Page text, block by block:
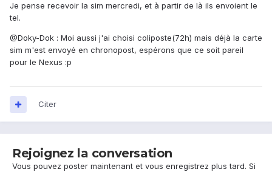
Je pense recevoir la sim mercredi, et à partir de là ils envoient le
tel.
@Doky-Dok : Moi aussi j'ai choisi coliposte(72h) mais déjà la carte
sim m'est envoyé en chronopost, espérons que ce soit pareil
pour le Nexus :p
Citer
Rejoignez la conversation
Vous pouvez poster maintenant et vous enregistrez plus tard. Si